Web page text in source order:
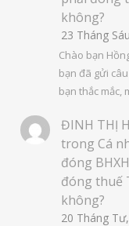
không?
23 Tháng
Chào bạn
bạn đã gửi
bạn thắc mắc,
ĐINH THỊ
trong Cá
đóng
đóng thuế
không?
20 Tháng